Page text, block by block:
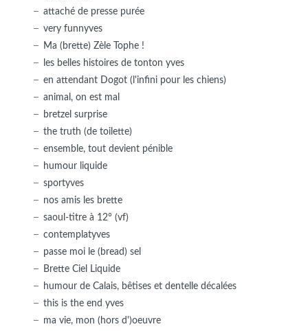
attaché de presse purée
very funnyves
Ma (brette) Zèle Tophe !
les belles histoires de tonton yves
en attendant Dogot (l'infini pour les chiens)
animal, on est mal
bretzel surprise
the truth (de toilette)
ensemble, tout devient pénible
humour liquide
sportyves
nos amis les brette
saoul-titre à 12° (vf)
contemplatyves
passe moi le (bread) sel
Brette Ciel Liquide
humour de Calais, bêtises et dentelle décalées
this is the end yves
ma vie, mon (hors d')oeuvre